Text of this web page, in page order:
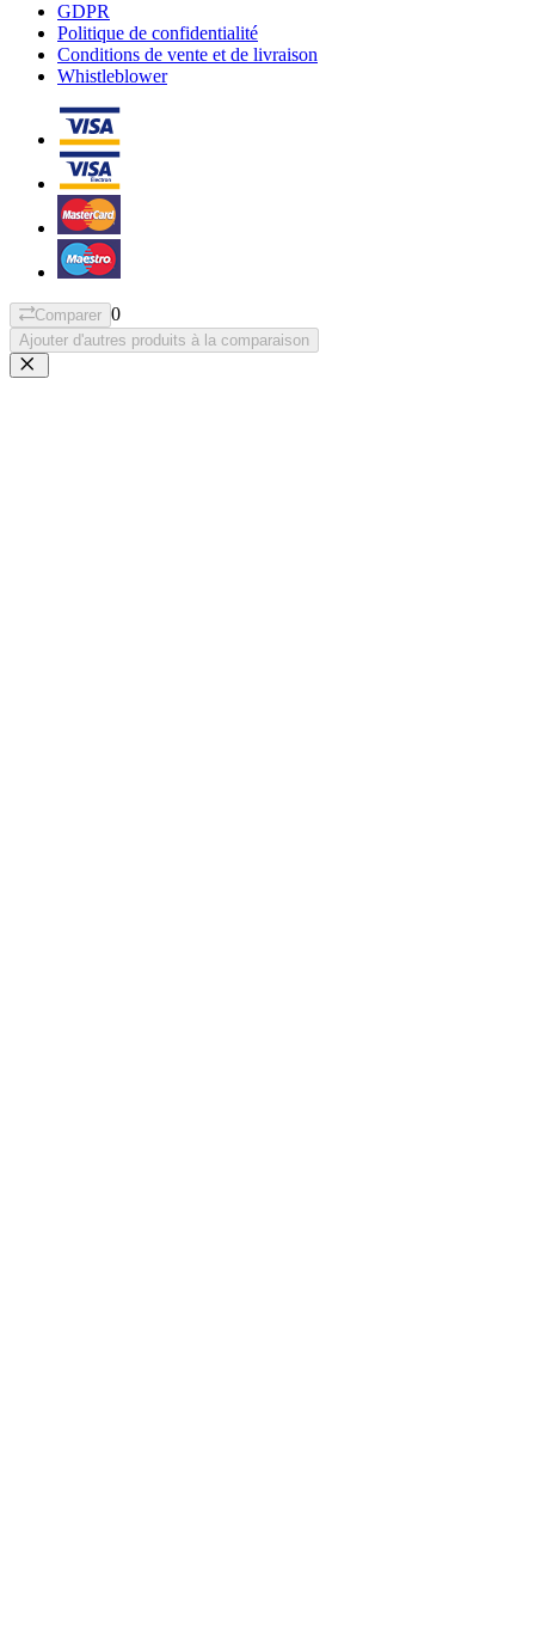
GDPR
Politique de confidentialité
Conditions de vente et de livraison
Whistleblower
Comparer 0
Ajouter d'autres produits à la comparaison